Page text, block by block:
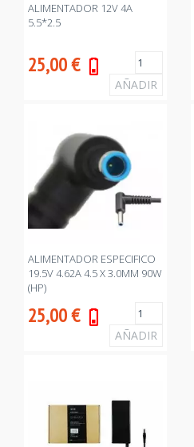
ALIMENTADOR 12V 4A
5.5*2.5
25,00€
ALIMENTADOR ESPECIFICO
19.5V 4.62A 4.5 X 3.0MM 90W
(HP)
25,00€